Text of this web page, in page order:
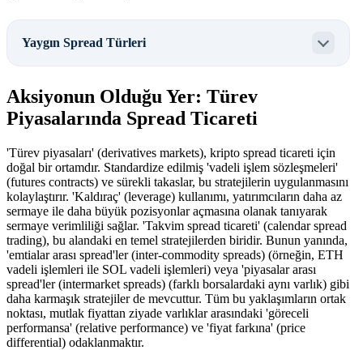
Yaygın Spread Türleri
Aksiyonun Olduğu Yer: Türev
Piyasalarında Spread Ticareti
'Türev piyasaları' (derivatives markets), kripto spread ticareti için
doğal bir ortamdır. Standardize edilmiş 'vadeli işlem sözleşmeleri'
(futures contracts) ve sürekli takaslar, bu stratejilerin uygulanmasını
kolaylaştırır. 'Kaldıraç' (leverage) kullanımı, yatırımcıların daha az
sermaye ile daha büyük pozisyonlar açmasına olanak tanıyarak
sermaye verimliliği sağlar. 'Takvim spread ticareti' (calendar spread
trading), bu alandaki en temel stratejilerden biridir. Bunun yanında,
'emtialar arası spread'ler (inter-commodity spreads) (örneğin, ETH
vadeli işlemleri ile SOL vadeli işlemleri) veya 'piyasalar arası
spread'ler (intermarket spreads) (farklı borsalardaki aynı varlık) gibi
daha karmaşık stratejiler de mevcuttur. Tüm bu yaklaşımların ortak
noktası, mutlak fiyattan ziyade varlıklar arasındaki 'göreceli
performansa' (relative performance) ve 'fiyat farkına' (price
differential) odaklanmaktır.